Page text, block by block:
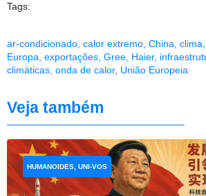
Tags:
ar-condicionado calor extremo China clima
Europa exportações Gree Haier,
climáticas onda de calor, União Europeia
Veja também
HUMANOIDES, UNI-VOS